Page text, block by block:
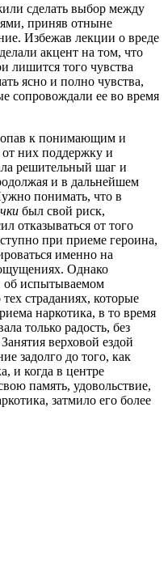
сделать выбор между
приняв отныне
Избежав лекции о вреде
акцент на том, что
лишится того чувства
ясно и полно чувства,
сопровождали ее во время
к понимающим и
них поддержку и
решительный шаг и
и в дальнейшем
понимать, что в
был свой риск,
отказываться от того
при приеме героина,
именно на
Однако
об испытываемом
страданиях, которые
наркотика, в то время
только радость, без
верховой ездой
задолго до того, как
и когда в центре
память, удовольствие,
затмило его более